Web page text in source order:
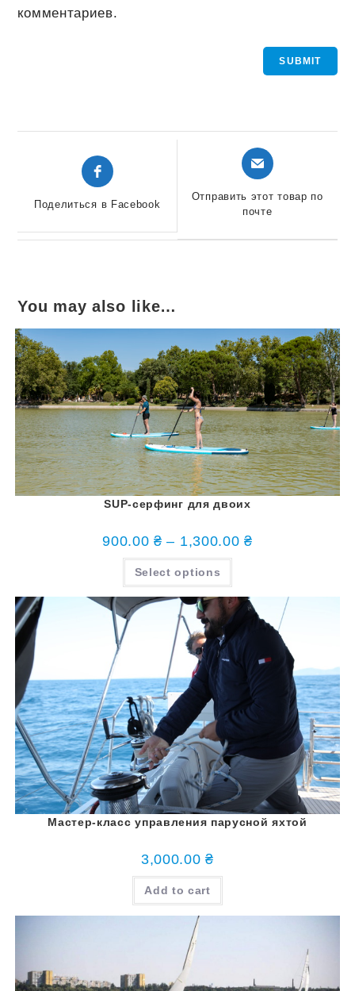
комментариев.
Открывается
в
Поделиться в Facebook
Открывается
в
Отправить этот товар по
почте
You may also like…
SUP-серфинг для двоих
900.00₴ – 1,300.00₴
Select options
Мастер-класс управления парусной яхтой
3,000.00₴
Add to cart